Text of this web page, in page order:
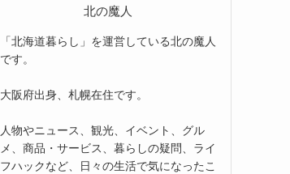
北の魔人
「北海道暮らし」を運営している北の魔人
です。
大阪府出身、札幌在住です。
人物やニュース、観光、イベント、グル
メ、商品・サービス、暮らしの疑問、ライ
フハックなど、日々の生活で気になったこ